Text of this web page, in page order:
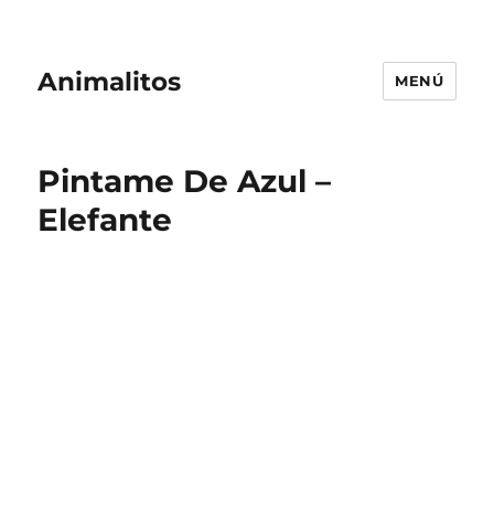
Animalitos MENÚ
Pintame De Azul –
Elefante